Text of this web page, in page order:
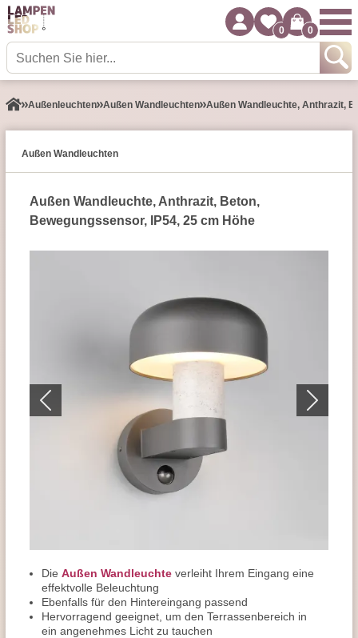
0 0
Außen­leuchten Außen Wandleuchten Außen Wandleuchte, Anthrazit,
Außen Wandleuchten
Außen Wandleuchte, Anthrazit, Beton,
Bewegungssensor, IP54, 25 cm Höhe
Die Außen Wandleuchte verleiht Ihrem Eingang eine
effektvolle Beleuchtung
Ebenfalls für den Hintereingang passend
Hervorragend geeignet, um den Terrassenbereich in
ein angenehmes Licht zu tauchen